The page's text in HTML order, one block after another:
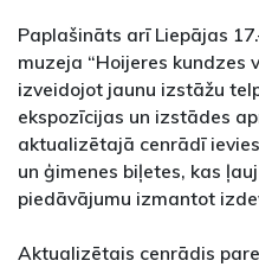
Paplašināts arī Liepājas
muzeja “Hoijeres kundzes
izveidojot jaunu izstāžu
ekspozīcijas un izstādes
aktualizētajā cenrādī
un ģimenes biļetes, kas
piedāvājumu izmantot
Aktualizētais cenrādis